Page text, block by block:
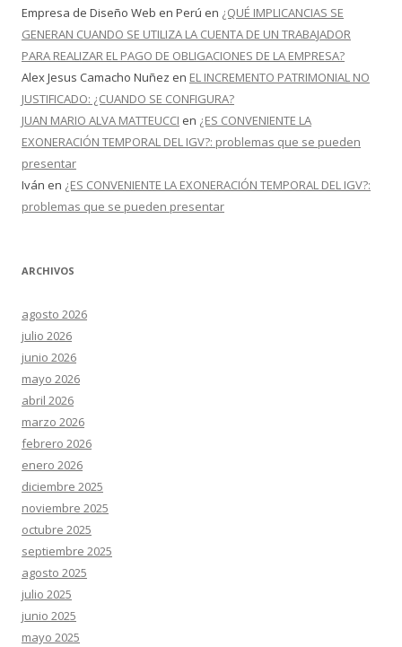
Empresa de Diseño Web en Perú en ¿QUÉ IMPLICANCIAS SE
GENERAN CUANDO SE UTILIZA LA CUENTA DE UN TRABAJADOR
PARA REALIZAR EL PAGO DE OBLIGACIONES DE LA EMPRESA?
Alex Jesus Camacho Nuñez en EL INCREMENTO PATRIMONIAL NO
JUSTIFICADO: ¿CUANDO SE CONFIGURA?
JUAN MARIO ALVA MATTEUCCI en ¿ES CONVENIENTE LA
EXONERACIÓN TEMPORAL DEL IGV?: problemas que se pueden
presentar
Iván en ¿ES CONVENIENTE LA EXONERACIÓN TEMPORAL DEL IGV?:
problemas que se pueden presentar
ARCHIVOS
agosto 2026
julio 2026
junio 2026
mayo 2026
abril 2026
marzo 2026
febrero 2026
enero 2026
diciembre 2025
noviembre 2025
octubre 2025
septiembre 2025
agosto 2025
julio 2025
junio 2025
mayo 2025